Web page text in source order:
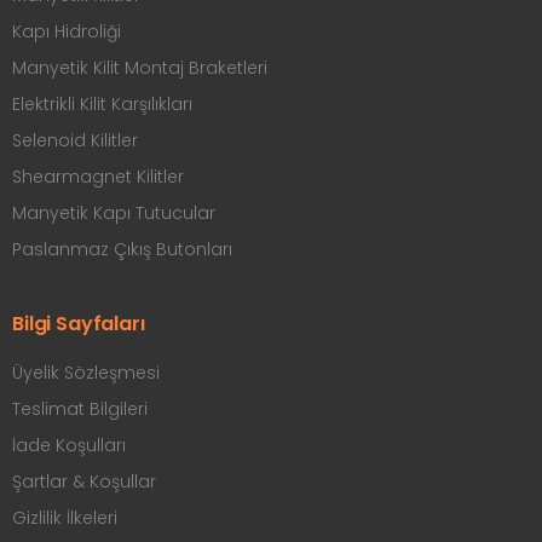
Kapı Hidroliği
Manyetik Kilit Montaj Braketleri
Elektrikli Kilit Karşılıkları
Selenoid Kilitler
Shearmagnet Kilitler
Manyetik Kapı Tutucular
Paslanmaz Çıkış Butonları
Bilgi Sayfaları
Üyelik Sözleşmesi
Teslimat Bilgileri
İade Koşulları
Şartlar & Koşullar
Gizlilik İlkeleri